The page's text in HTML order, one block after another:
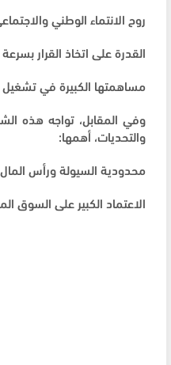
روح الانتماء الوطني
القدرة على اتخاذ القرار
مساهمتها الكبيرة في تشغيل
وفي المقابل، تواجه هذه
والتحديات، أهمها:
محدودية السيولة ورأس
الاعتماد الكبير على السوق